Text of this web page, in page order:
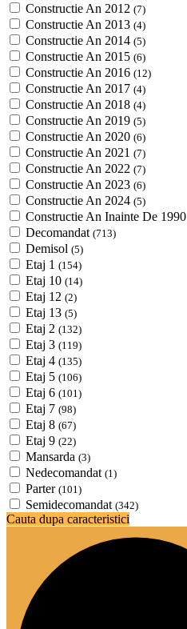
Constructie An 2012 (7)
Constructie An 2013 (4)
Constructie An 2014 (5)
Constructie An 2015 (6)
Constructie An 2016 (12)
Constructie An 2017 (4)
Constructie An 2018 (4)
Constructie An 2019 (5)
Constructie An 2020 (6)
Constructie An 2021 (7)
Constructie An 2022 (7)
Constructie An 2023 (6)
Constructie An 2024 (5)
Constructie An Inainte De 1990
Decomandat (713)
Demisol (5)
Etaj 1 (154)
Etaj 10 (14)
Etaj 12 (2)
Etaj 13 (5)
Etaj 2 (132)
Etaj 3 (119)
Etaj 4 (135)
Etaj 5 (106)
Etaj 6 (101)
Etaj 7 (98)
Etaj 8 (67)
Etaj 9 (22)
Mansarda (3)
Nedecomandat (1)
Parter (101)
Semidecomandat (342)
Cauta dupa caracteristici